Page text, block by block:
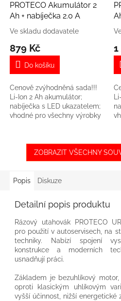
PROTECO Akumulátor 2
Ah + nabíječka 2.0 A
Ve skladu dodavatele
879 Kč
Do košíku
Cenově zvýhodněná sada!!!
Li-Ion 2 Ah akumulátor;
nabíječka s LED ukazatelem;
vhodné pro všechny výrobky
ZOBRAZIT VŠECHNY
Popis Diskuze
Detailní popis produktu
Rázový utahovák PROTECO
pro použití v autoservisech, na
techniky. Nabízí spojení
konstrukce a moderních
usnadňují práci.
Základem je bezuhlíkový
oproti klasickým uhlíkovým
vyšší účinnost, nižší